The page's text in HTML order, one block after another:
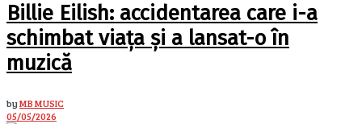
Billie Eilish: accidentarea care i-a
schimbat viața și a lansat-o în
muzică
byMB MUSIC
05/05/2026